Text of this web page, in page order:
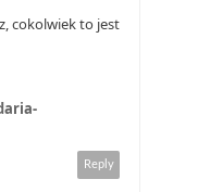
cokolwiek to jest
Reply